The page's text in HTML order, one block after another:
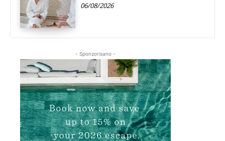
06/08/2026
- Sponzorisano -